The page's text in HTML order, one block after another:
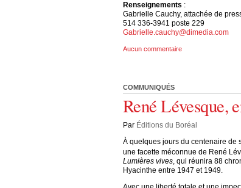
Renseignements :
Gabrielle Cauchy, attachée de
514 336-3941 poste 229
Gabrielle.cauchy@dimedia.com
Aucun commentaire
COMMUNIQUÉS
René Lévesque,
Par Éditions du Boréal
À quelques jours du centenaire de
une facette méconnue de René
Lumières vives , qui réunira 88
Hyacinthe entre 1947 et 1949.